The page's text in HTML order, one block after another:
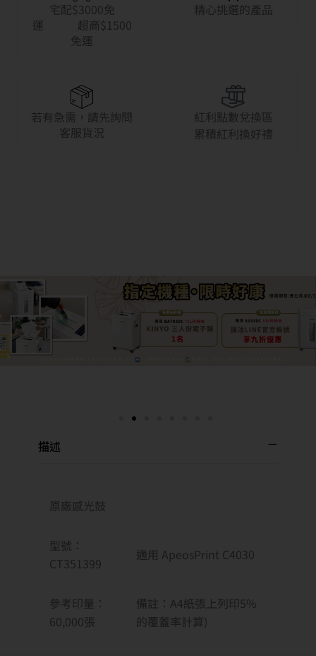
宅配$3000免
運 超商$1500
免運
精心挑選的產品
若有急需，請先詢問
客服貨況
紅利點數兌換區
累積紅利換好禮
描述
原廠感光鼓
型號：
CT351399
適用 ApeosPrint C4030
參考印量：
60,000張
備註：A4紙張上列印5%
的覆蓋率計算)